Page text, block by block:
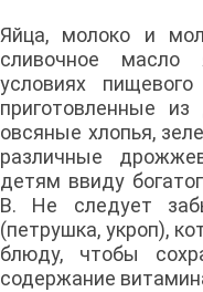
Яйца, молоко и
сливочное масло
условиях
приготовленные
овсяные хлопья,
различные
детям ввиду
В. Не следует
(петрушка, укроп),
блюду, чтобы
содержание